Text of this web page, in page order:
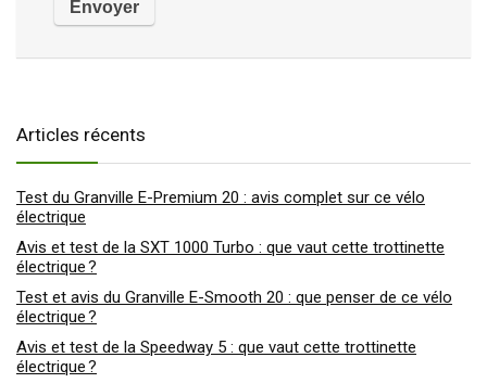
Articles récents
Test du Granville E-Premium 20 : avis complet sur ce vélo
électrique
Avis et test de la SXT 1000 Turbo : que vaut cette trottinette
électrique ?
Test et avis du Granville E-Smooth 20 : que penser de ce vélo
électrique ?
Avis et test de la Speedway 5 : que vaut cette trottinette
électrique ?